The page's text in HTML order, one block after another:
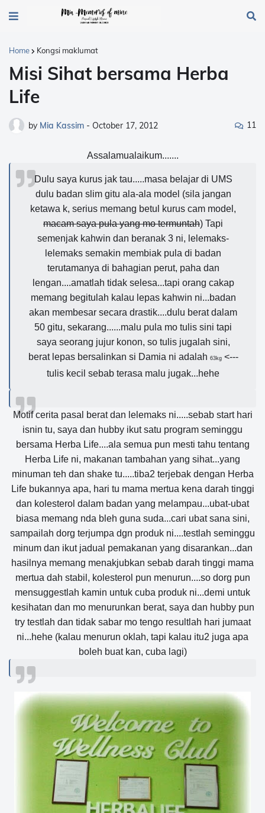
Home Kongsi maklumat
Misi Sihat bersama Herba
Life
by Mia Kassim - October 17, 2012 11
Assalamualaikum.......
Dulu saya kurus jak tau.....masa belajar di UMS
dulu badan slim gitu ala-ala model (sila jangan
ketawa k, serius memang betul kurus cam model,
macam saya pula yang mo termuntah) Tapi
semenjak kahwin dan beranak 3 ni, lelemaks-
lelemaks semakin membiak pula di badan
terutamanya di bahagian perut, paha dan
lengan....amatlah tidak selesa...tapi orang cakap
memang begitulah kalau lepas kahwin ni...badan
akan membesar secara drastik....dulu berat dalam
50 gitu, sekarang......malu pula mo tulis sini tapi
saya seorang jujur konon, so tulis jugalah sini,
berat lepas bersalinkan si Damia ni adalah 63kg<---
tulis kecil sebab terasa malu jugak...hehe
Motif cerita pasal berat dan lelemaks ni.....sebab start hari
isnin tu, saya dan hubby ikut satu program seminggu
bersama Herba Life....ala semua pun mesti tahu tentang
Herba Life ni, makanan tambahan yang sihat...yang
minuman teh dan shake tu.....tiba2 terjebak dengan Herba
Life bukannya apa, hari tu mama mertua kena darah tinggi
dan kolesterol dalam badan yang melampau...ubat-ubat
biasa memang nda bleh guna suda...cari ubat sana sini,
sampailah dorg terjumpa dgn produk ni....testlah seminggu
minum dan ikut jadual pemakanan yang disarankan...dan
hasilnya memang menakjubkan sebab darah tinggi mama
mertua dah stabil, kolesterol pun menurun....so dorg pun
mensuggestlah kamin untuk cuba produk ni...demi untuk
kesihatan dan mo menurunkan berat, saya dan hubby pun
try testlah dan tidak sabar mo tengo resultlah hari jumaat
ni...hehe (kalau menurun oklah, tapi kalau itu2 juga apa
boleh buat kan, cuba lagi)